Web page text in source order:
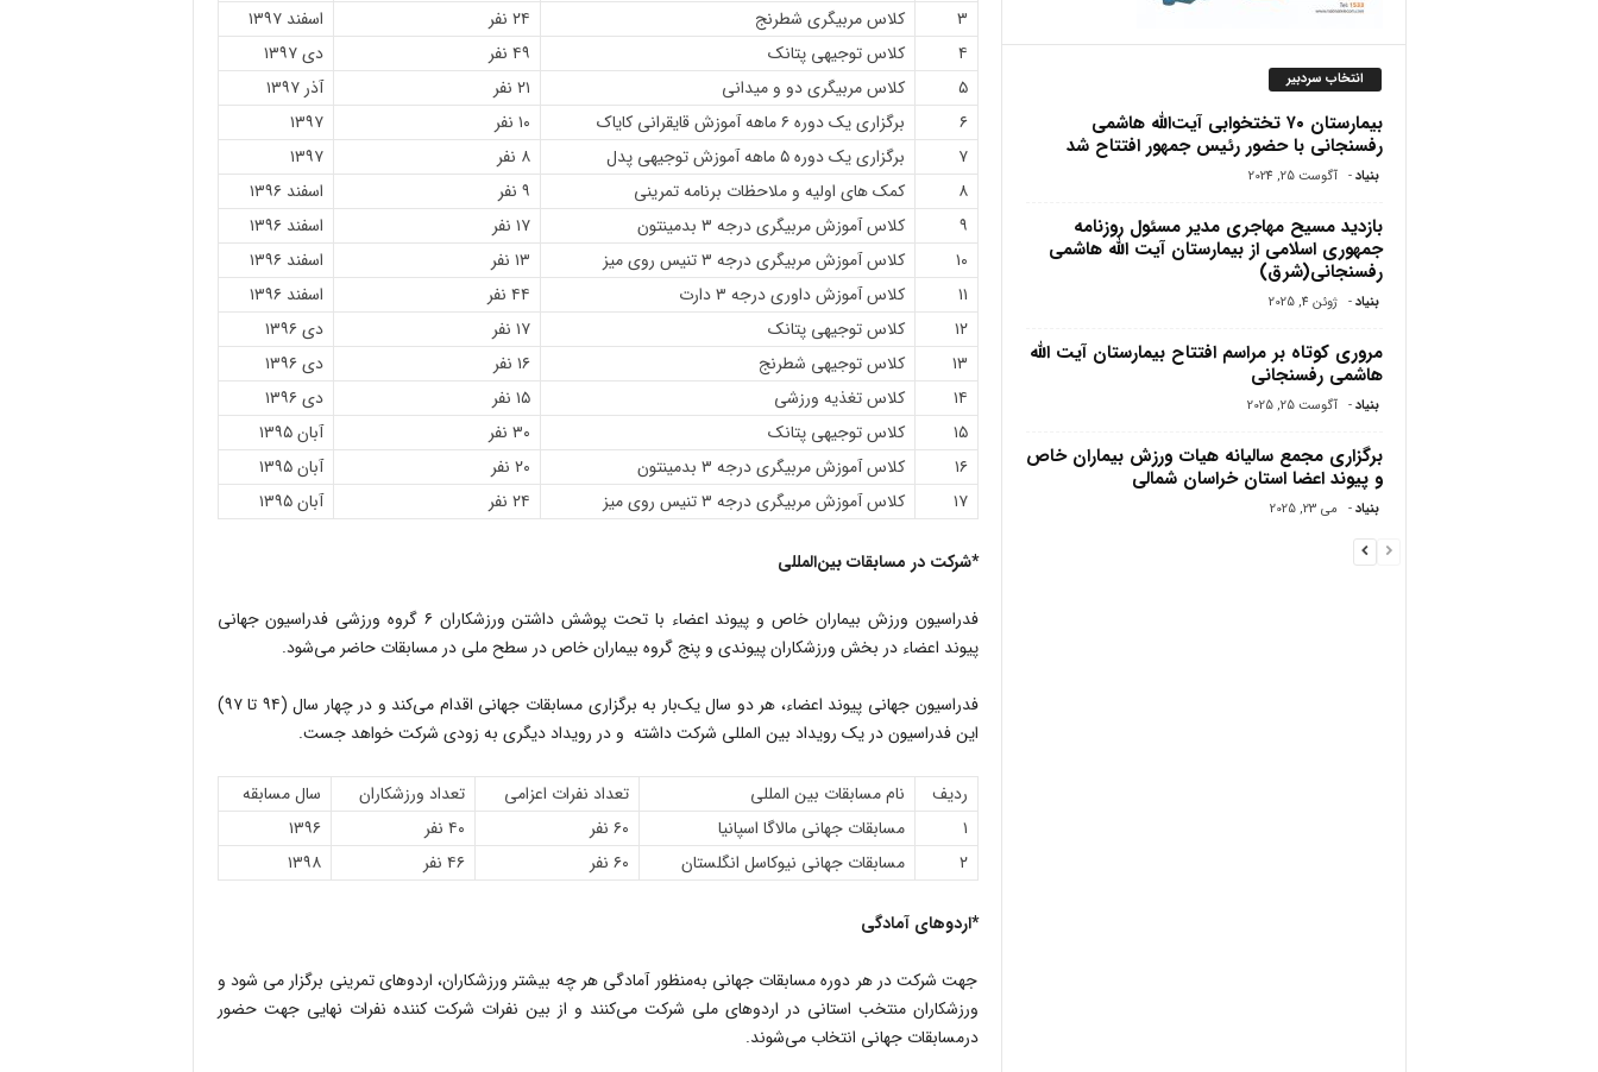
۳
کلاس مربیگری شطرنج ۲۴ نفر
اسفند ۱۳۹۷
۴
کلاس توجیهی پتانک ۴۹ نفر
دی ۱۳۹۷
۵
کلاس مربیگری دو و میدانی ۲۱ نفر
آذر ۱۳۹۷
۶
برگزاری یک دوره ۶ ماهه آموزش قایقرانی کایاک ۱۰ نفر
۱۳۹۷
۷
برگزاری یک دوره ۵ ماهه آموزش توجیهی پدل ۸ نفر
۱۳۹۷
۸
کمک های اولیه و ملاحظات برنامه تمرینی ۹ نفر
اسفند ۱۳۹۶
۹
کلاس آموزش مربیگری درجه ۳ بدمینتون ۱۷ نفر
اسفند ۱۳۹۶
۱۰
کلاس آموزش مربیگری درجه ۳ تنیس روی میز ۱۳ نفر
اسفند ۱۳۹۶
۱۱
کلاس آموزش داوری درجه ۳ دارت ۴۴ نفر
اسفند ۱۳۹۶
۱۲
کلاس توجیهی پتانک ۱۷ نفر
دی ۱۳۹۶
۱۳
کلاس توجیهی شطرنج ۱۶ نفر
دی ۱۳۹۶
۱۴
کلاس تغذیه ورزشی ۱۵ نفر
دی ۱۳۹۶
۱۵
کلاس توجیهی پتانک ۳۰ نفر
آبان ۱۳۹۵
۱۶
کلاس آموزش مربیگری درجه ۳ بدمینتون ۲۰ نفر
آبان ۱۳۹۵
۱۷
کلاس آموزش مربیگری درجه ۳ تنیس روی میز ۲۴ نفر آبان ۱۳۹۵
*شرکت در مسابقات بین‌المللی
فدراسیون ورزش بیماران خاص و پیوند اعضاء با تحت پوشش داشتن ورزشکاران ۶ گروه ورزشی فدراسیون جهانی
پیوند اعضاء در بخش ورزشکاران پیوندی و پنج گروه بیماران خاص در سطح ملی در مسابقات حاضر می‌شود.
فدراسیون جهانی پیوند اعضاء، هر دو سال یک‌بار به برگزاری مسابقات جهانی اقدام می‌کند و در چهار سال (۹۴ تا ۹۷)
این فدراسیون در یک رویداد بین المللی شرکت داشته و در رویداد دیگری به زودی شرکت خواهد جست.
ردیف نام مسابقات بین المللی تعداد نفرات اعزامی تعداد ورزشکاران
سال مسابقه
۱
مسابقات جهانی مالاگا اسپانیا ۶۰ نفر ۴۰ نفر
۱۳۹۶
۲
مسابقات جهانی نیوکاسل انگلستان ۶۰ نفر ۴۶ نفر ۱۳۹۸
*اردوهای آمادگی
جهت شرکت در هر دوره مسابقات جهانی به‌منظور آمادگی هر چه بیشتر ورزشکاران، اردوهای تمرینی برگزار می شود و
ورزشکاران منتخب استانی در اردوهای ملی شرکت می‌کنند و از بین نفرات شرکت کننده نفرات نهایی جهت حضور
درمسابقات جهانی انتخاب می‌شوند.
انتخاب سردبیر
بیمارستان ۷۰ تختخوابی آیت‌الله هاشمی
رفسنجانی با حضور رئیس جمهور افتتاح شد
بنیاد - آگوست 25, 2024
بازدید مسیح مهاجرى مدیر مسئول روزنامه
جمهورى اسلامى از بیمارستان آیت الله هاشمى
رفسنجانى(شرق)
بنیاد - ژوئن 4, 2025
مروری کوتاه بر مراسم افتتاح بیمارستان آیت الله
هاشمی‌ رفسنجانی
بنیاد - آگوست 25, 2025
برگزاری مجمع سالیانه هیات ورزش بیماران خاص
و پیوند اعضا استان خراسان شمالی
بنیاد - می 23, 2025